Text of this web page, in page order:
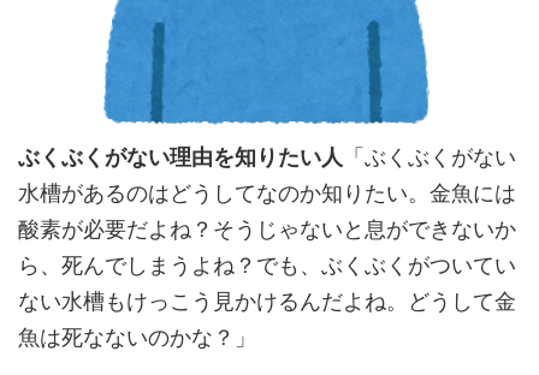
ぶくぶくがない理由を知りたい人 「ぶくぶくがない
水槽があるのはどうしてなのか知りたい。金魚には
酸素が必要だよね？そうじゃないと息ができないか
ら、死んでしまうよね？でも、ぶくぶくがついてい
ない水槽もけっこう見かけるんだよね。どうして金
魚は死なないのかな？」